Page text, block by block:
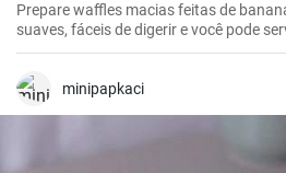
Prepare waffles macias feitas de
suaves, fáceis de digerir e você pode
mirtilos frescos e xarope de mirtilo.
minipapkaci